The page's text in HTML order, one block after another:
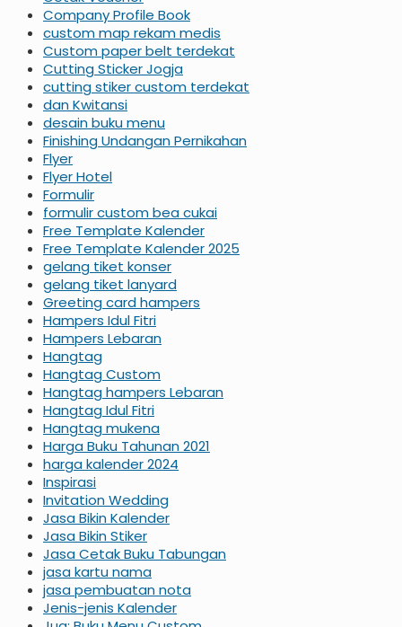
Company Profile Book
custom map rekam medis
Custom paper belt terdekat
Cutting Sticker Jogja
cutting stiker custom terdekat
dan Kwitansi
desain buku menu
Finishing Undangan Pernikahan
Flyer
Flyer Hotel
Formulir
formulir custom bea cukai
Free Template Kalender
Free Template Kalender 2025
gelang tiket konser
gelang tiket lanyard
Greeting card hampers
Hampers Idul Fitri
Hampers Lebaran
Hangtag
Hangtag Custom
Hangtag hampers Lebaran
Hangtag Idul Fitri
Hangtag mukena
Harga Buku Tahunan 2021
harga kalender 2024
Inspirasi
Invitation Wedding
Jasa Bikin Kalender
Jasa Bikin Stiker
Jasa Cetak Buku Tabungan
jasa kartu nama
jasa pembuatan nota
Jenis-jenis Kalender